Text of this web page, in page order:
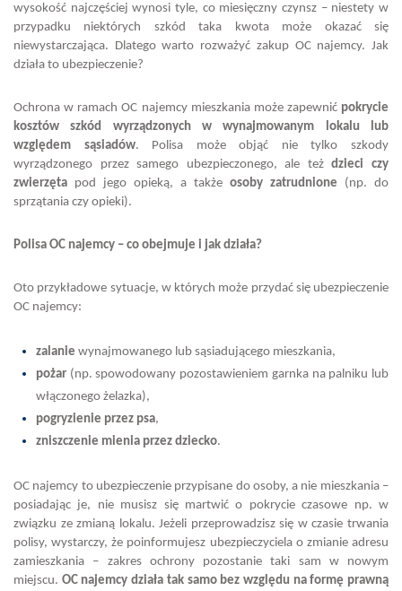
wysokość najczęściej wynosi tyle, co miesięczny czynsz – niestety w
przypadku niektórych szkód taka kwota może okazać się
niewystarczająca. Dlatego warto rozważyć zakup OC najemcy. Jak
działa to ubezpieczenie?
Ochrona w ramach OC najemcy mieszkania może zapewnić pokrycie
kosztów szkód wyrządzonych w wynajmowanym lokalu lub
względem sąsiadów. Polisa może objąć nie tylko szkody
wyrządzonego przez samego ubezpieczonego, ale teżdzieci czy
zwierzęta pod jego opieką, a także osoby zatrudnione (np. do
sprzątania czy opieki).
Polisa OC najemcy – co obejmuje i jak działa?
Oto przykładowe sytuacje, w których może przydać się ubezpieczenie
OC najemcy:
zalanie wynajmowanego lub sąsiadującego mieszkania,
pożar (np. spowodowany pozostawieniem garnka na palniku lub
włączonego żelazka),
pogryzienie przez psa,
zniszczenie mienia przez dziecko.
OC najemcy to ubezpieczenie przypisane do osoby, a nie mieszkania –
posiadając je, nie musisz się martwić o pokrycie czasowe np. w
związku ze zmianą lokalu. Jeżeli przeprowadzisz się w czasie trwania
polisy, wystarczy, że poinformujesz ubezpieczyciela o zmianie adresu
zamieszkania – zakres ochrony pozostanie taki sam w nowym
miejscu. OC najemcy działa tak samo bez względu na formę prawną